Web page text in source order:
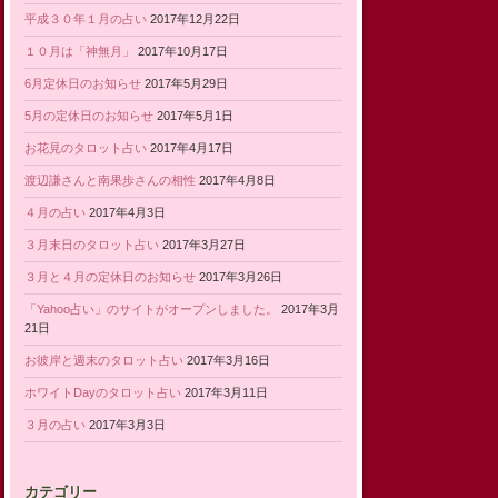
平成３０年１月の占い 2017年12月22日
１０月は「神無月」 2017年10月17日
6月定休日のお知らせ 2017年5月29日
5月の定休日のお知らせ 2017年5月1日
お花見のタロット占い 2017年4月17日
渡辺謙さんと南果歩さんの相性 2017年4月8日
４月の占い 2017年4月3日
３月末日のタロット占い 2017年3月27日
３月と４月の定休日のお知らせ 2017年3月26日
「Yahoo占い」のサイトがオープンしました。
2017年3月
21日
お彼岸と週末のタロット占い 2017年3月16日
ホワイトDayのタロット占い 2017年3月11日
３月の占い 2017年3月3日